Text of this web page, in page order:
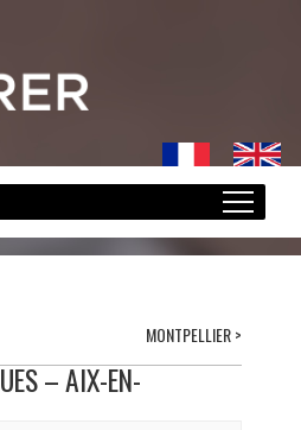
MONTPELLIER>
– AIX-EN-